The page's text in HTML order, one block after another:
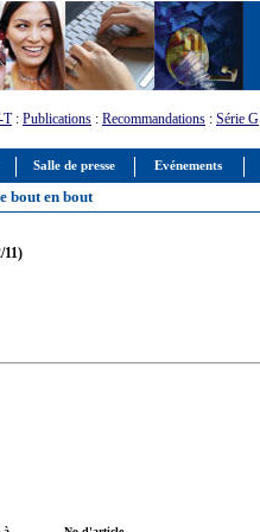
Salle de presse Evénements
T: Publications : Recommandations : Série G
bout en bout
11)